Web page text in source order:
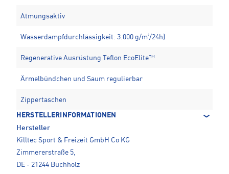
Atmungsaktiv
Wasserdampfdurchlässigkeit: 3.000 g/m²/24h)
Regenerative Ausrüstung Teflon EcoElite™
Ärmelbündchen und Saum regulierbar
Zippertaschen
HERSTELLERINFORMATIONEN
Hersteller
Killtec Sport & Freizeit GmbH Co KG
Zimmererstraße 5,
DE - 21244 Buchholz